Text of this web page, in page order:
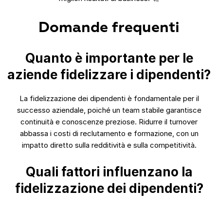
Domande frequenti
Quanto è importante per le
aziende fidelizzare i dipendenti?
La fidelizzazione dei dipendenti è fondamentale per il
successo aziendale, poiché un team stabile garantisce
continuità e conoscenze preziose. Ridurre il turnover
abbassa i costi di reclutamento e formazione, con un
impatto diretto sulla redditività e sulla competitività.
Quali fattori influenzano la
fidelizzazione dei dipendenti?